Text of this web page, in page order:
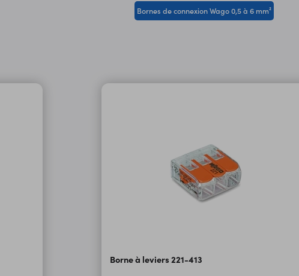
Bornes de connexion Wago 0,5 à 6 mm²
Borne à leviers 221-413